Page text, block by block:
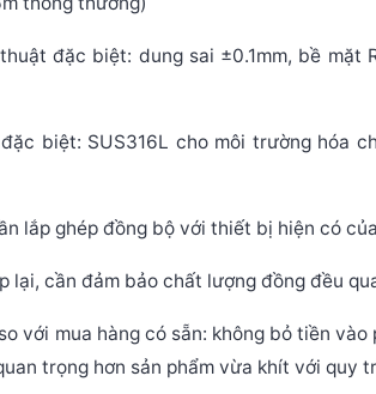
đặc biệt: dung sai ±0.1mm, bề mặt
biệt: SUS316L cho môi trường hóa
lắp ghép đồng bộ với thiết bị hiện có
lại, cần đảm bảo chất lượng đồng đều
với mua hàng có sẵn: không bỏ tiền
trọng hơn sản phẩm vừa khít với quy